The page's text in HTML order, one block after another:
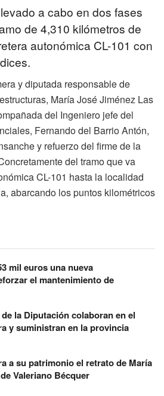
a cabo en dos fases
de 4,310 kilómetros de
autonómica CL-101 con
y diputada responsable de
María José Jiménez Las
del Ingeniero jefe del
Fernando del Barrio Antón,
y refuerzo del firme de la
del tramo que va
CL-101 hasta la localidad
abarcando los puntos kilométricos
mil euros una nueva
el mantenimiento de
la Diputación colaboran en el
y suministran en la provincia
a su patrimonio el retrato de María
Valeriano Bécquer